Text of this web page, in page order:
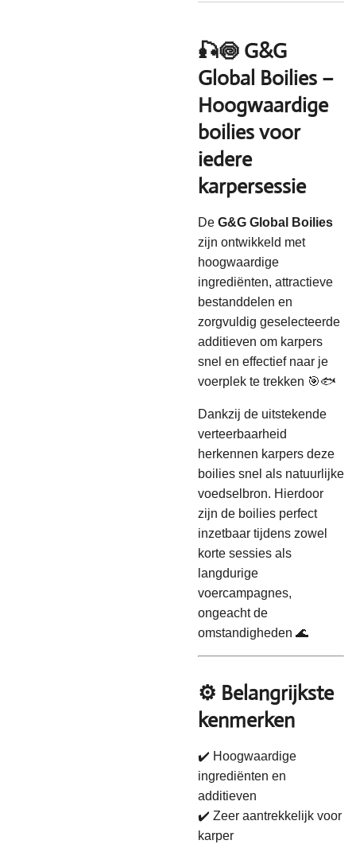
🎣🍥 G&G
Global Boilies –
Hoogwaardige
boilies voor
iedere
karpersessie
De G&G Global Boilies
zijn ontwikkeld met
hoogwaardige
ingrediënten, attractieve
bestanddelen en
zorgvuldig geselecteerde
additieven om karpers
snel en effectief naar je
voerplek te trekken 🎯🐟
Dankzij de uitstekende
verteerbaarheid
herkennen karpers deze
boilies snel als natuurlijke
voedselbron. Hierdoor
zijn de boilies perfect
inzetbaar tijdens zowel
korte sessies als
langdurige
voercampagnes,
ongeacht de
omstandigheden 🌊
⚙️ Belangrijkste
kenmerken
✔️ Hoogwaardige
ingrediënten en
additieven
✔️ Zeer aantrekkelijk voor
karper